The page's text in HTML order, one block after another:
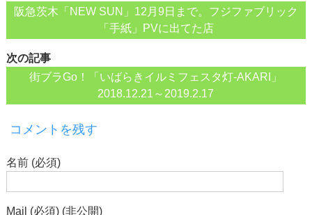
阪急茨木「NEW SUN」12月9日まで。フジファブリック
「手紙」PVに出てた店
次の記事
街ブラGo！「いばらきイルミフェスタ灯-AKARI」
2018.12.21～2019.2.17
コメントを残す
名前 (必須)
Mail (必須) (非公開)